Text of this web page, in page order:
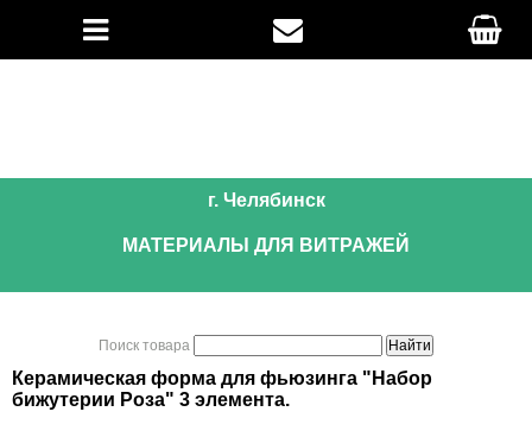
г. Челябинск
МАТЕРИАЛЫ ДЛЯ ВИТРАЖЕЙ
Поиск товара
Керамическая форма для фьюзинга "Набор
бижутерии Роза" 3 элемента.